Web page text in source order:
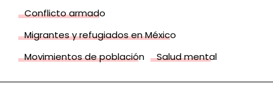
Conflicto armado
Migrantes y refugiados en México
Movimientos de población
Salud mental